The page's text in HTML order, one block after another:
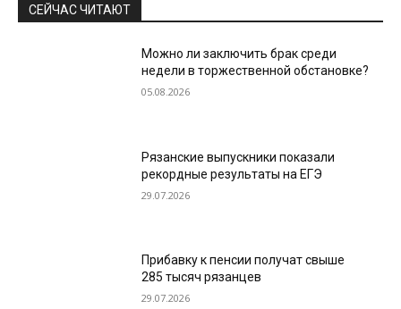
СЕЙЧАС ЧИТАЮТ
Можно ли заключить брак среди
недели в торжественной обстановке?
05.08.2026
Рязанские выпускники показали
рекордные результаты на ЕГЭ
29.07.2026
Прибавку к пенсии получат свыше
285 тысяч рязанцев
29.07.2026